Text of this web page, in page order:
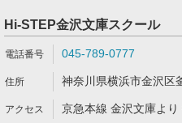
Hi-STEP金沢文庫スクール
045-789-0777
神奈川県横浜市金沢区
京急本線 金沢文庫よ